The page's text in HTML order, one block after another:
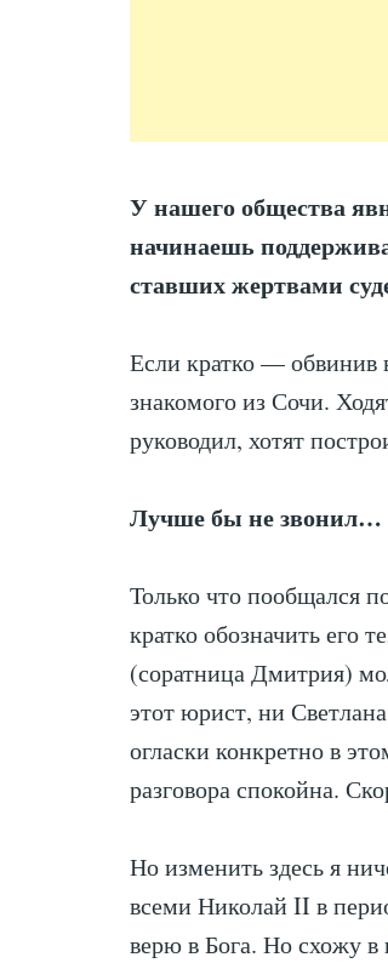
У нашего общества
начинаешь
ставших жертвами
Если кратко — обвинив
знакомого из Сочи.
руководил, хотят
Лучше бы не звонил…
Только что пообщался
кратко обозначить его
(соратница Дмитрия)
этот юрист, ни
огласки конкретно в
разговора спокойна.
Но изменить здесь я
всеми Николай II в
верю в Бога. Но схожу